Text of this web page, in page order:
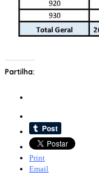
Partilha:
Print
Email